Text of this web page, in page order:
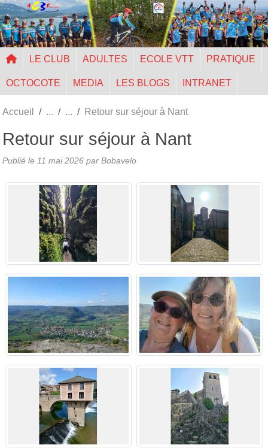
LE CLUB ADULTES ECOLE VTT PRATIQUE
OCTOCOTE MEDIA LES BLOGS INTRANET
Accueil Retour sur séjour à Nant
Retour sur séjour à Nant
Publié le 11 mai 2026 par Bobavelo
Panneau de gestion des cookies